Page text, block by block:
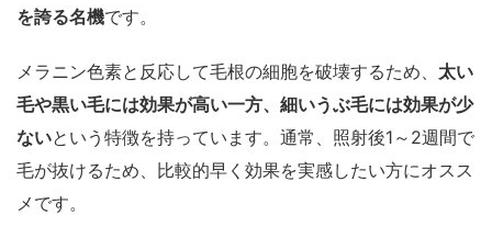
を誇る名機です。
メラニン色素と反応して毛根の細胞を破壊するため、 太い
毛や黒い毛には効果が高い一方、細いうぶ毛には効果が少
ないという特徴を持っています。通常、 照射後1～2週間で
毛が抜けるため、比較的早く効果を実感したい方にオスス
メです。